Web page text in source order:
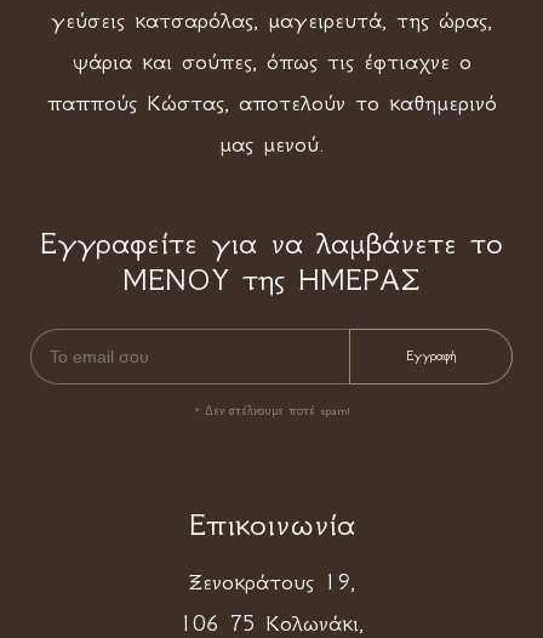
γεύσεις κατσαρόλας, μαγειρευτά, της ώρας,
ψάρια και σούπες, όπως τις έφτιαχνε ο
παππούς Κώστας, αποτελούν το καθημερινό
μας μενού.
Εγγραφείτε για να λαμβάνετε το
ΜΕΝΟΥ της ΗΜΕΡΑΣ
* Δεν στέλνουμε ποτέ spam!
Επικοινωνία
Ξενοκράτους 19,
106 75 Κολωνάκι,